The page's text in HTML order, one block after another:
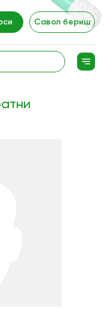
Савол бериш